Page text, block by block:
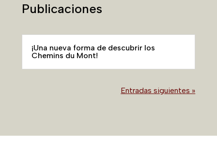
Publicaciones
¡Una nueva forma de descubrir los
Chemins du Mont!
Entradas siguientes »